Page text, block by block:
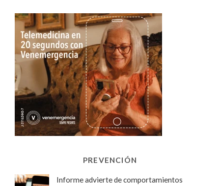
PREVENCIÓN
Informe advierte de comportamientos